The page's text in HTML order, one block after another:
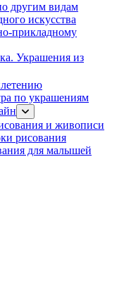
другим видам
искусства
прикладному
Украшения из
по украшениям
и живописи
рисования
для малышей